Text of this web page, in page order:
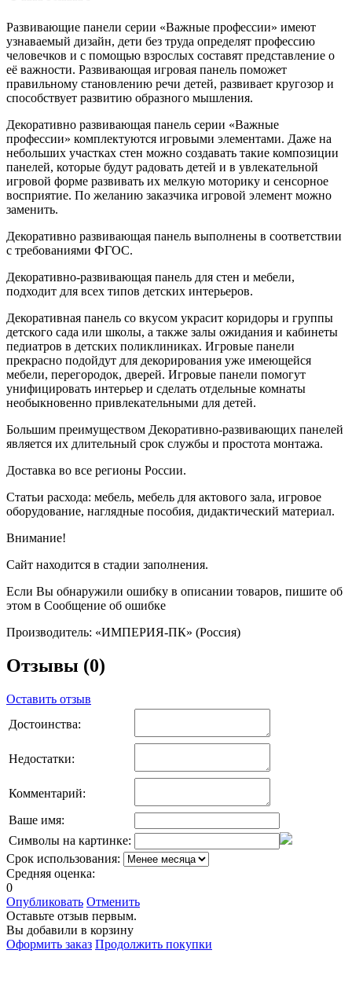
Развивающие панели серии «Важные профессии» имеют
узнаваемый дизайн, дети без труда определят профессию
человечков и с помощью взрослых составят представление о
её важности. Развивающая игровая панель поможет
правильному становлению речи детей, развивает кругозор и
способствует развитию образного мышления.
Декоративно развивающая панель серии «Важные
профессии» комплектуются игровыми элементами. Даже на
небольших участках стен можно создавать такие композиции
панелей, которые будут радовать детей и в увлекательной
игровой форме развивать их мелкую моторику и сенсорное
восприятие. По желанию заказчика игровой элемент можно
заменить.
Декоративно развивающая панель выполнены в соответствии
с требованиями ФГОС.
Декоративно-развивающая панель для стен и мебели,
подходит для всех типов детских интерьеров.
Декоративная панель со вкусом украсит коридоры и группы
детского сада или школы, а также залы ожидания и кабинеты
педиатров в детских поликлиниках. Игровые панели
прекрасно подойдут для декорирования уже имеющейся
мебели, перегородок, дверей. Игровые панели помогут
унифицировать интерьер и сделать отдельные комнаты
необыкновенно привлекательными для детей.
Большим преимуществом Декоративно-развивающих панелей
является их длительный срок службы и простота монтажа.
Доставка во все регионы России.
Статьи расхода: мебель, мебель для актового зала, игровое
оборудование, наглядные пособия, дидактический материал.
Внимание!
Сайт находится в стадии заполнения.
Если Вы обнаружили ошибку в описании товаров, пишите об
этом в Сообщение об ошибке
Производитель: «ИМПЕРИЯ-ПК» (Россия)
Отзывы (0)
Оставить отзыв
Достоинства:
Недостатки:
Комментарий:
Ваше имя:
Символы на картинке:
Срок использования:
Средняя оценка:
0
Опубликовать Отменить
Оставьте отзыв первым.
Вы добавили в корзину
Оформить заказ Продолжить покупки